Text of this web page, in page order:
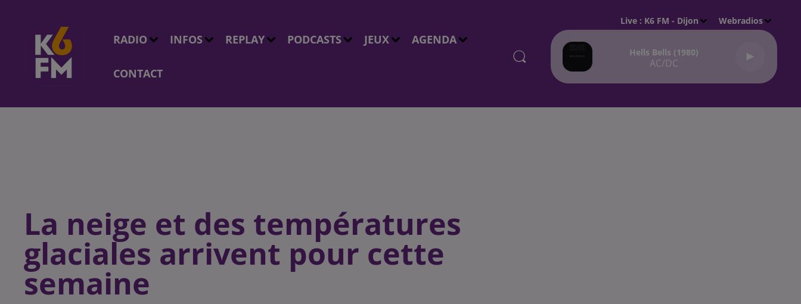
RADIO INFOS REPLAY PODCASTS JEUX AGENDA
CONTACT
Live : K6 FM - Dijon Webradios
Hells Bells (1980)
AC/DC
La neige et des températures
glaciales arrivent pour cette
semaine